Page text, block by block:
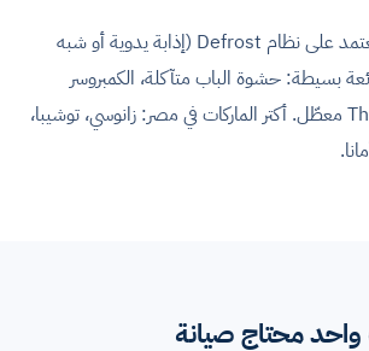
ثلاجة الباب الواحد تعتمد على نظام Defrost (إذابة يدوية أو شبه
بسيطة: حشوة الباب متآكلة، الكمبروسر
قديم، أو Thermostat معطّل. أكتر الماركات في مصر: زانوسي، توشيبا،
محتاج صيانة